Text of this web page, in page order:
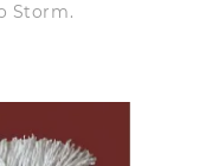
Storm.